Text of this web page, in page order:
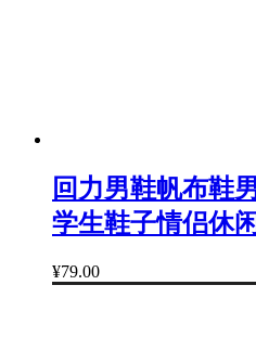
回力男鞋帆布鞋
学生鞋子情侣休
¥79.00